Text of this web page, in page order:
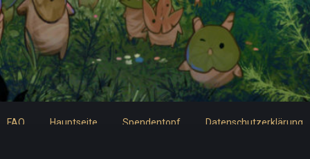
FAQ Hauptseite Spendentopf
Datenschutzerklärung